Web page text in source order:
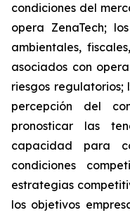
condiciones del
opera ZenaTech;
ambientales,
asociados con
riesgos
percepción del
pronosticar las
capacidad para
condiciones
estrategias
los objetivos